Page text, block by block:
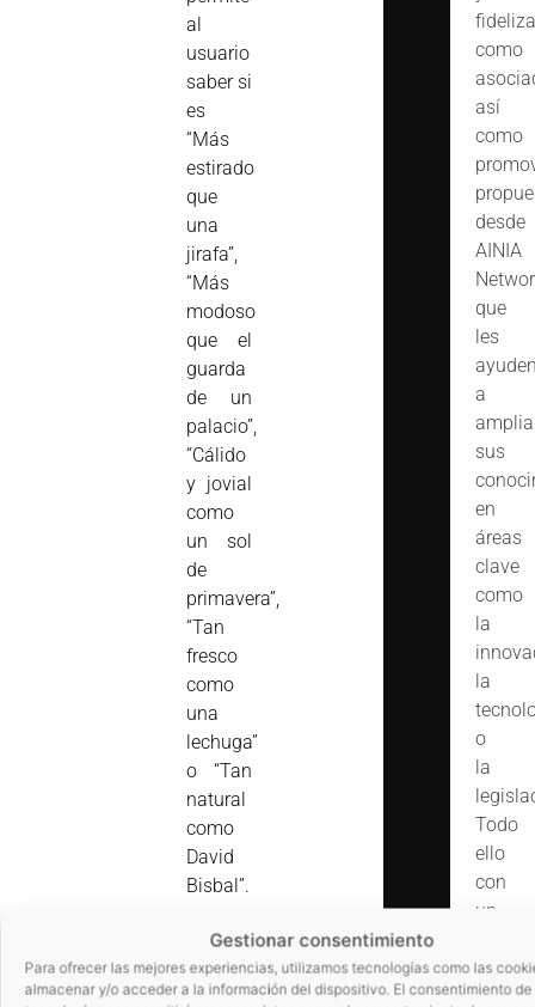
Gestionar consentimiento
Para ofrecer las mejores experiencias, utilizamos tecnologías como las
almacenar y/o acceder a la información del dispositivo. El consentimiento de
al
usuario
saber si
es
“Más
estirado
que
una
jirafa”,
“Más
modoso
que el
guarda
de un
palacio”,
“Cálido
y jovial
como
un sol
de
primavera”,
“Tan
fresco
como
una
lechuga”
o “Tan
natural
como
David
Bisbal”.
Los
usuarios
deberán
como
así
como
desde
AINIA
que
les
a
sus
en
áreas
clave
como
la
la
o
la
Todo
ello
con
un